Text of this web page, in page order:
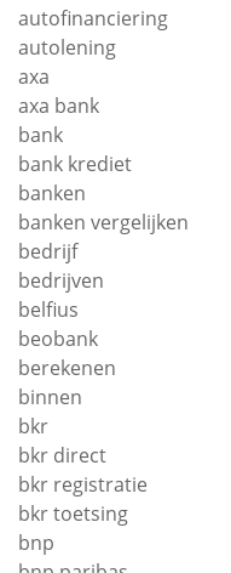
autofinanciering
autolening
axa
axa bank
bank
bank krediet
banken
banken vergelijken
bedrijf
bedrijven
belfius
beobank
berekenen
binnen
bkr
bkr direct
bkr registratie
bkr toetsing
bnp